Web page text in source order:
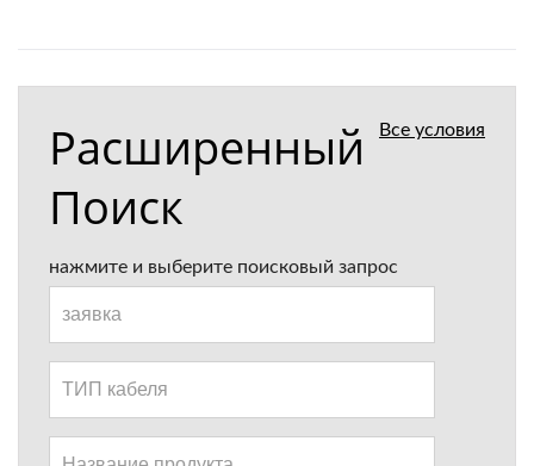
Все условия
Расширенный
Поиск
нажмите и выберите поисковый запрос